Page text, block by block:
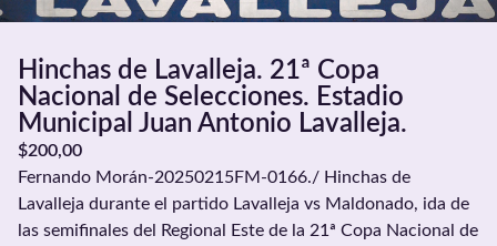
Hinchas de Lavalleja. 21ª Copa
Nacional de Selecciones. Estadio
Municipal Juan Antonio Lavalleja.
$200,00
Fernando Morán-20250215FM-0166./ Hinchas de
Lavalleja durante el partido Lavalleja vs Maldonado, ida de
las semifinales del Regional Este de la 21ª Copa Nacional de